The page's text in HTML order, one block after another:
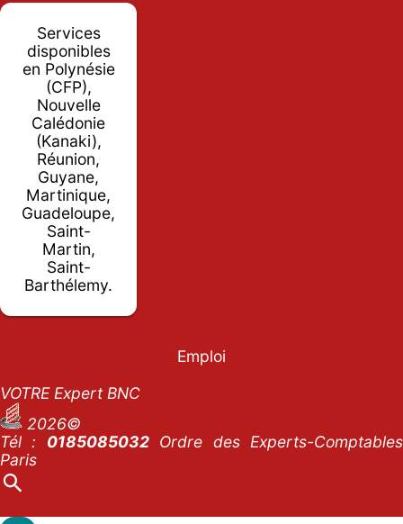
Services
disponibles
en Polynésie
(CFP),
Nouvelle
Calédonie
(Kanaki),
Réunion,
Guyane,
Martinique,
Guadeloupe,
Saint-
Martin,
Saint-
Barthélemy.
Emploi
VOTRE Expert BNC
2026©
Tél : 0185085032Ordre des Experts-Comptables
Paris